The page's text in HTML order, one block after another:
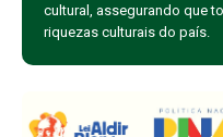
cultural, assegurando que
riquezas culturais do país.